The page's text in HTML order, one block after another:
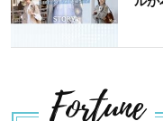
Fortune